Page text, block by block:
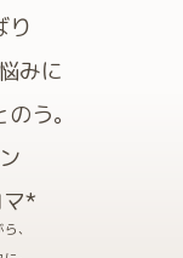
り
みに
う。
*
、